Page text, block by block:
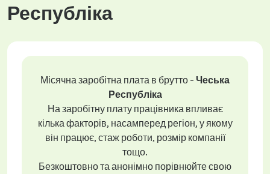
Республіка
Місячна заробітна плата в брутто - Чеська
Республіка
На заробітну плату працівника впливає
кілька факторів, насамперед регіон, у якому
він працює, стаж роботи, розмір компанії
тощо.
Безкоштовно та анонімно порівнюйте свою